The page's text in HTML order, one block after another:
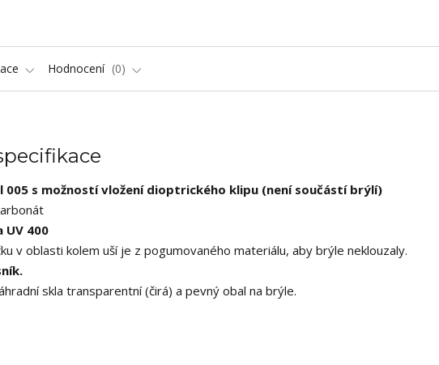
Hodnocení 0
005 s možností vložení dioptrického klipu (není součástí brýlí)
UV 400
v oblasti kolem uší je z pogumovaného materiálu, aby brýle neklouzaly.
skla transparentní (čirá) a pevný obal na brýle.